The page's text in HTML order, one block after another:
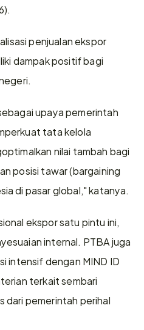
penjualan ekspor
dampak positif bagi
upaya pemerintah
tata kelola
nilai tambah bagi
posisi tawar (bargaining
di pasar global," katanya.
ekspor satu pintu ini,
internal. PTBA juga
intensif dengan MIND ID
terkait sembari
dari pemerintah perihal